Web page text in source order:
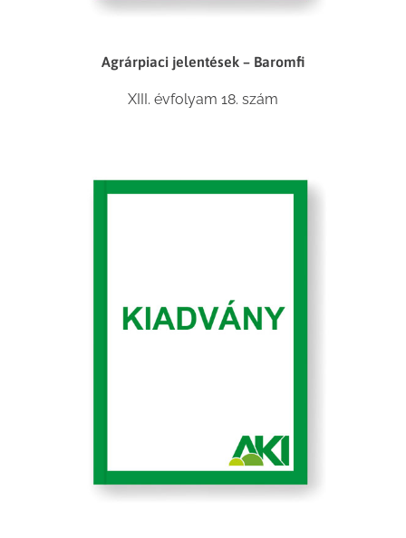
Agrárpiaci jelentések – Baromfi
XIII. évfolyam 18. szám